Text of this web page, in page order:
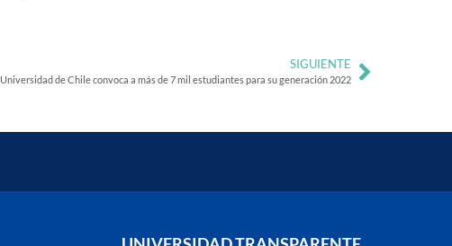
SIGUIENTE
Universidad de Chile convoca a más de 7 mil estudiantes para su generación 2022